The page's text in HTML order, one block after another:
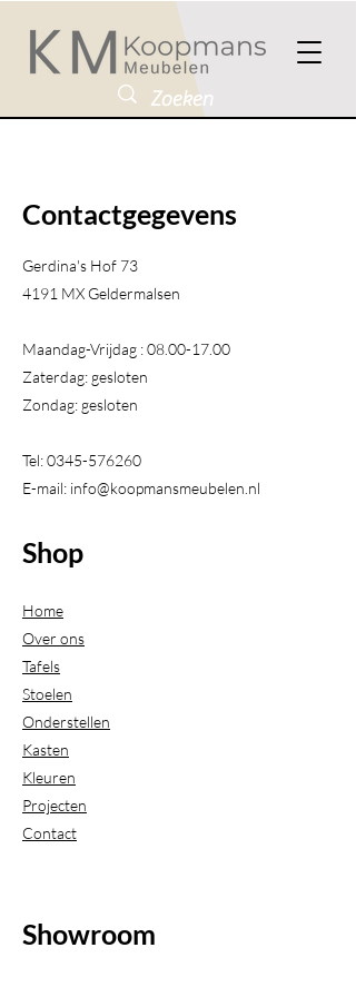
Contactgegevens
Gerdina's Hof 73
4191 MX Geldermalsen​
Maandag-Vrijdag :08.00-17.00
Zaterdag: gesloten
Zondag: gesloten
Tel:0345-576260
E-mail: info@koopmansmeubelen.nl
Shop
Home
Over ons
Tafels
Stoelen
Onderstellen
Kasten
Kleuren
Projecten
Contact
Showroom